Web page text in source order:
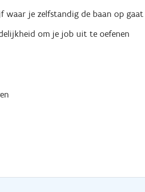
waar je zelfstandig de baan op gaat
om je job uit te oefenen